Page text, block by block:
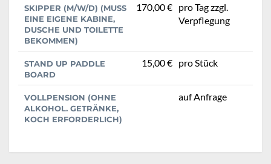
SKIPPER (M/W/D) (MUSS
EINE EIGENE KABINE,
DUSCHE UND TOILETTE
BEKOMMEN)
170,00 € pro Tag zzgl.
Verpflegung
STAND UP PADDLE
BOARD
15,00 € pro Stück
VOLLPENSION (OHNE
ALKOHOL. GETRÄNKE,
KOCH ERFORDERLICH)
auf Anfrage